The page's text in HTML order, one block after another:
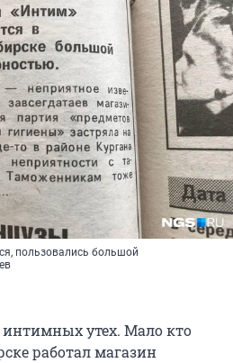
пользовались большой
утех. Мало кто
работал магазин